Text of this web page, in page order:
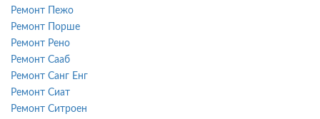
Ремонт Пежо
Ремонт Порше
Ремонт Рено
Ремонт Сааб
Ремонт Санг Енг
Ремонт Сиат
Ремонт Ситроен